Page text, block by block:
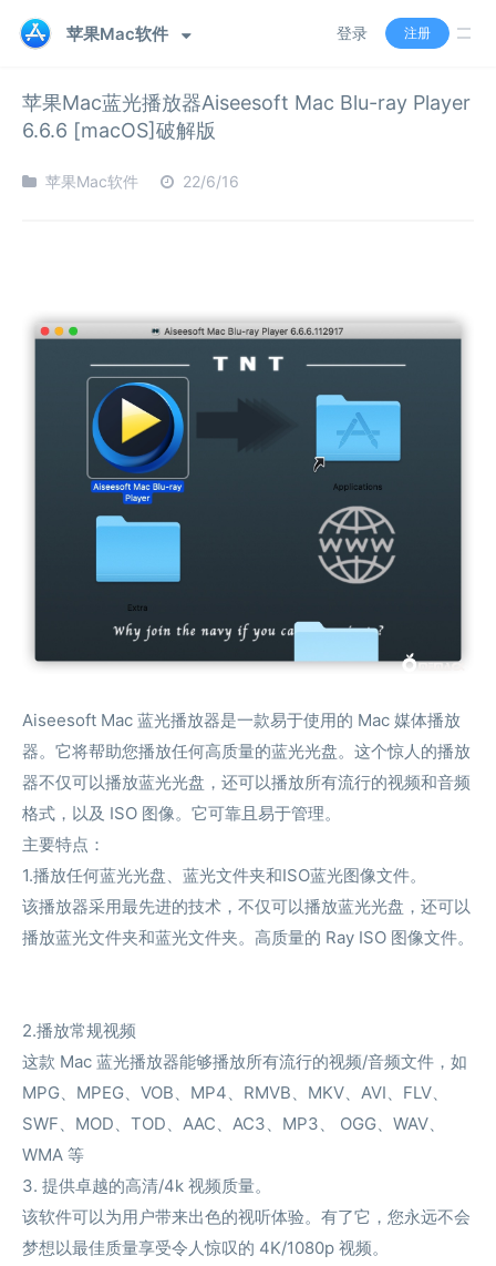
苹果Mac软件 登录 注册
苹果Mac蓝光播放器Aiseesoft Mac Blu-ray Player
6.6.6 [macOS]破解版
苹果Mac软件 22/6/16
Aiseesoft Mac 蓝光播放器是一款易于使用的 Mac 媒体播放
器。它将帮助您播放任何高质量的蓝光光盘。这个惊人的播放
器不仅可以播放蓝光光盘，还可以播放所有流行的视频和音频
格式，以及 ISO 图像。它可靠且易于管理。
主要特点：
1.播放任何蓝光光盘、蓝光文件夹和ISO蓝光图像文件。
该播放器采用最先进的技术，不仅可以播放蓝光光盘，还可以
播放蓝光文件夹和蓝光文件夹。高质量的 Ray ISO 图像文件。
2.播放常规视频
这款 Mac 蓝光播放器能够播放所有流行的视频/音频文件，如
MPG、MPEG、VOB、MP4、RMVB、MKV、AVI、FLV、
SWF、MOD、TOD、AAC、AC3、MP3、 OGG、WAV、
WMA 等
3. 提供卓越的高清/4k 视频质量。
该软件可以为用户带来出色的视听体验。有了它，您永远不会
梦想以最佳质量享受令人惊叹的 4K/1080p 视频。